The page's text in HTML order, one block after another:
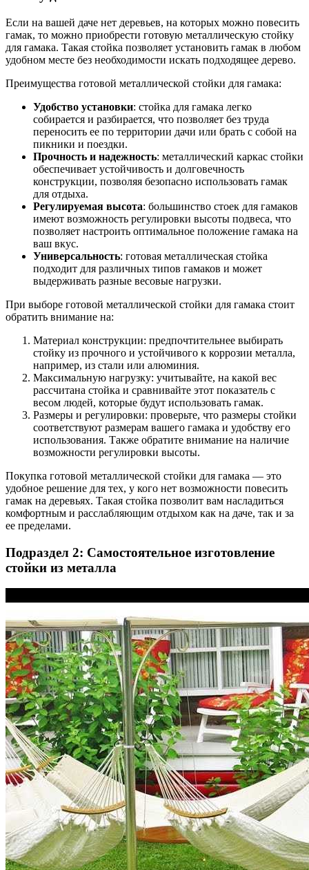
Если на вашей даче нет деревьев, на которых можно повесить
гамак, то можно приобрести готовую металлическую стойку
для гамака. Такая стойка позволяет установить гамак в любом
удобном месте без необходимости искать подходящее дерево.
Преимущества готовой металлической стойки для гамака:
Удобство установки: стойка для гамака легко
собирается и разбирается, что позволяет без труда
переносить ее по территории дачи или брать с собой на
пикники и поездки.
Прочность и надежность: металлический каркас стойки
обеспечивает устойчивость и долговечность
конструкции, позволяя безопасно использовать гамак
для отдыха.
Регулируемая высота: большинство стоек для гамаков
имеют возможность регулировки высоты подвеса, что
позволяет настроить оптимальное положение гамака на
ваш вкус.
Универсальность: готовая металлическая стойка
подходит для различных типов гамаков и может
выдерживать разные весовые нагрузки.
При выборе готовой металлической стойки для гамака стоит
обратить внимание на:
Материал конструкции: предпочтительнее выбирать
стойку из прочного и устойчивого к коррозии металла,
например, из стали или алюминия.
Максимальную нагрузку: учитывайте, на какой вес
рассчитана стойка и сравнивайте этот показатель с
весом людей, которые будут использовать гамак.
Размеры и регулировки: проверьте, что размеры стойки
соответствуют размерам вашего гамака и удобству его
использования. Также обратите внимание на наличие
возможности регулировки высоты.
Покупка готовой металлической стойки для гамака — это
удобное решение для тех, у кого нет возможности повесить
гамак на деревьях. Такая стойка позволит вам насладиться
комфортным и расслабляющим отдыхом как на даче, так и за
ее пределами.
Подраздел 2: Самостоятельное изготовление
стойки из металла